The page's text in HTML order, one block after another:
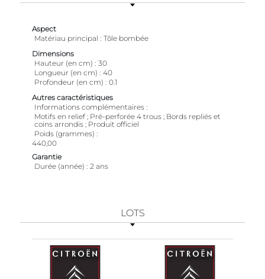
Aspect
Matériau principal
Tôle bombée
Dimensions
Hauteur (en cm)
30
Longueur (en cm)
40
Profondeur (en cm)
0.1
Autres caractéristiques
Informations complémentaires
Motifs en relief ; Pré-perforée 4 trous ; Bords repliés et
coins arrondis ; Produit officiel
Poids (grammes)
440,00
Garantie
Durée (année)
2 ans
LOTS